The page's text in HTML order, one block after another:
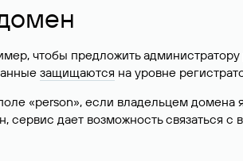
чтобы предложить
защищаются на уровне
«person», если владельцем домена
сервис дает возможность связаться